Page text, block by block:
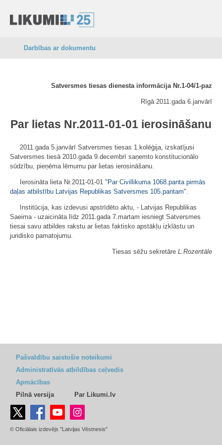
Darbības ar dokumentu
Satversmes tiesas dienesta informācija Nr.1-04/1-paz
Rīgā 2011.gada 6.janvārī
Par lietas Nr.2011-01-01 ierosināšanu
2011.gada 5.janvārī Satversmes tiesas 1.kolēģija, izskatījusi
Satversmes tiesā 2010.gada 9.decembrī saņemto konstitucionālo
sūdzību, pieņēma lēmumu par lietas ierosināšanu.
Ierosināta lieta Nr.2011-01-01 " Par Civillikuma 1068.panta pirmās
daļas atbilstību Latvijas Republikas Satversmes 105.pantam".
Institūcija, kas izdevusi apstrīdēto aktu, - Latvijas Republikas
Saeima - uzaicināta līdz 2011.gada 7.martam iesniegt Satversmes
tiesai savu atbildes rakstu ar lietas faktisko apstākļu izklāstu un
juridisko pamatojumu.
Tiesas sēžu sekretāre L.Rozentāle
Pašvaldību saistošie noteikumi
Administratīvās atbildības ceļvedis
Apmācības
Pilnā versija
Par Likumi.lv
© Oficiālais izdevējs "Latvijas Vēstnesis"